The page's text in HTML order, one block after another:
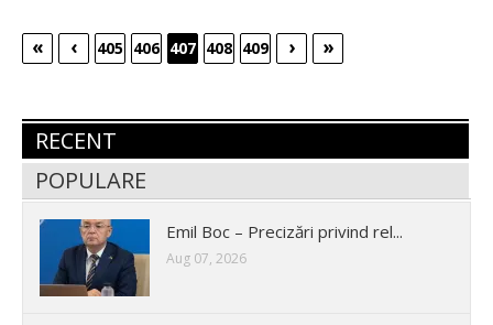
« ‹ 405 406 407 408 409 › »
RECENT
POPULARE
Emil Boc – Precizări privind rel...
Aug 07, 2026